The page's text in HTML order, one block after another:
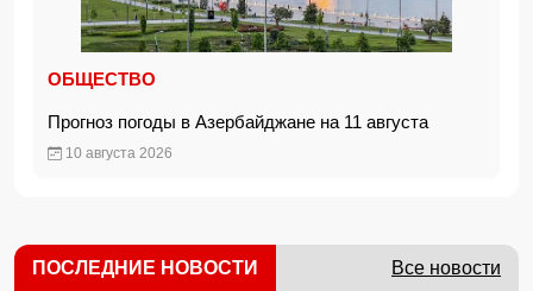
ОБЩЕСТВО
Прогноз погоды в Азербайджане на 11 августа
10 августа 2026
ПОСЛЕДНИЕ НОВОСТИ Все новости